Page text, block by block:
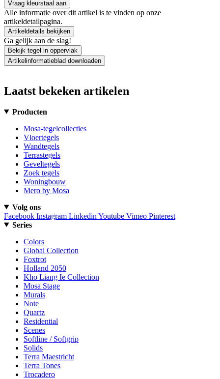
Vraag kleurstaal aan
Alle informatie over dit artikel is te vinden op onze
artikeldetailpagina.
Artikeldetails bekijken
Ga gelijk aan de slag!
Bekijk tegel in oppervlak
Artikelinformatieblad downloaden
Laatst bekeken artikelen
Producten
Mosa-tegelcollecties
Vloertegels
Wandtegels
Terrastegels
Geveltegels
Zoek tegels
Woningbouw
Mero by Mosa
Volg ons
Facebook Instagram Linkedin Youtube Vimeo Pinterest
Series
Colors
Global Collection
Foxtrot
Holland 2050
Kho Liang Ie Collection
Mosa Stage
Murals
Note
Quartz
Residential
Scenes
Softline / Softgrip
Solids
Terra Maestricht
Terra Tones
Trocadero